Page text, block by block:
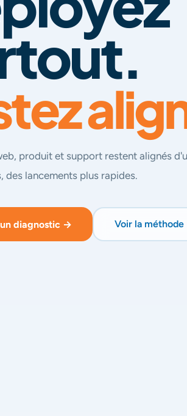
produit et support restent alignés
des lancements plus rapides.
diagnostic → Voir la méthode